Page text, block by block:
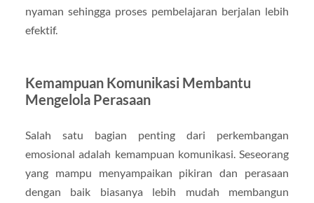
nyaman sehingga proses pembelajaran berjalan lebih
efektif.
Kemampuan Komunikasi Membantu
Mengelola Perasaan
Salah satu bagian penting dari perkembangan
emosional adalah kemampuan komunikasi. Seseorang
yang mampu menyampaikan pikiran dan perasaan
dengan baik biasanya lebih mudah membangun